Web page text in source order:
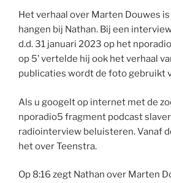
Het verhaal over Marten Douwes
hangen bij Nathan. Bij een
d.d. 31 januari 2023 op het
op 5’ vertelde hij ook het verhaal
publicaties wordt de foto gebruikt
Als u googelt op internet met de
nporadio5 fragment podcast
radiointerview beluisteren. Vanaf
het over Teenstra.
Op 8:16 zegt Nathan over Marten